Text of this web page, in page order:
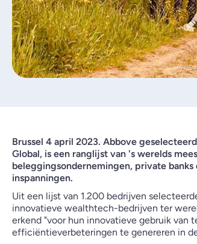
Brussel 4 april 2023. Abbove
Global, is een ranglijst van 's werelds
beleggingsondernemingen, private
inspanningen.
Uit een lijst van 1.200 bedrijven
innovatieve wealthtech-bedrijven ter
erkend "voor hun innovatieve gebruik van
efficiëntieverbeteringen te genereren in